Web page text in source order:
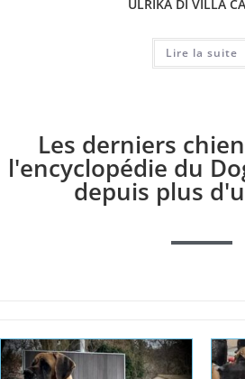
ULRIKA DI VILLA
Lire la suite
Les derniers
l'encyclopédie du
depuis plus